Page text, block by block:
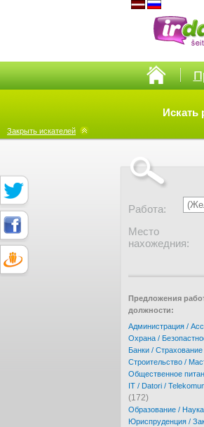
Искать
Закрыть искателей
Работа:
Место
нахожедния:
Предложения
должности:
Администрация /
Охрана /
Банки / Страхование
Cтроительство /
Oбщественное
IT / Datori /
(172)
Образование / Наука
Юриспруденция /